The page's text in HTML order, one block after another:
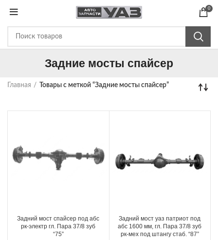
0
Задние мосты спайсер
Главная Товары с меткой “Задние мосты спайсер”
Задний мост спайсер под абс
рк-электр гл. Пара 37/8 зуб
“75”
Задний мост уаз патриот под
абс 1600 мм, гл. Пара 37/8 зуб
рк-мех под штангу стаб. “87”